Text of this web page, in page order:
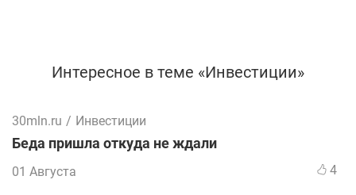
Интересное в теме «Инвестиции»
30mln.ru / Инвестиции
Беда пришла откуда не ждали
01 Августа 4